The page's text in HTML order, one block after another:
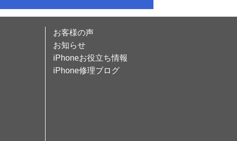
お客様の声
お知らせ
iPhoneお役立ち情報
iPhone修理ブログ